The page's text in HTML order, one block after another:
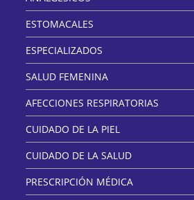
ESTOMACALES
ESPECIALIZADOS
SALUD FEMENINA
AFECCIONES RESPIRATORIAS
CUIDADO DE LA PIEL
CUIDADO DE LA SALUD
PRESCRIPCIÓN MÉDICA